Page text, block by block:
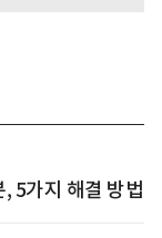
5가지 해결 방법